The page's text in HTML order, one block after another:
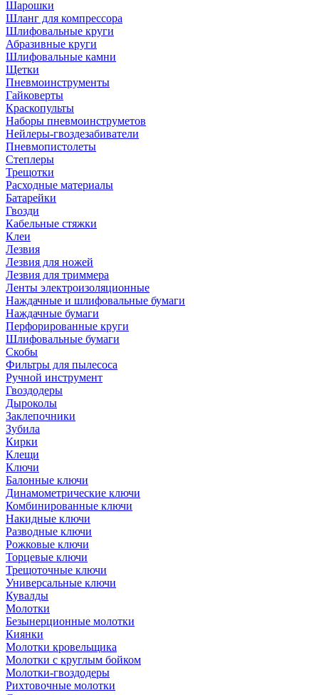
Шарошки
Шланг для компрессора
Шлифовальные круги
Абразивные круги
Шлифовальные камни
Щетки
Пневмоинструменты
Гайковерты
Краскопульты
Наборы пневмоинструметов
Нейлеры-гвоздезабиватели
Пневмопистолеты
Степлеры
Трещотки
Расходные материалы
Батарейки
Гвозди
Кабельные стяжки
Клеи
Лезвия
Лезвия для ножей
Лезвия для триммера
Ленты электроизоляционные
Наждачные и шлифовальные бумаги
Наждачные бумаги
Перфорированные круги
Шлифовальные бумаги
Скобы
Фильтры для пылесоса
Ручной инструмент
Гвоздодеры
Дыроколы
Заклепочники
Зубила
Кирки
Клещи
Ключи
Балонные ключи
Динамометрические ключи
Комбинированные ключи
Накидные ключи
Разводные ключи
Рожковые ключи
Торцевые ключи
Трещоточные ключи
Универсальные ключи
Кувалды
Молотки
Безынерционные молотки
Киянки
Молотки кровельщика
Молотки с круглым бойком
Молотки-гвоздодеры
Рихтовочные молотки